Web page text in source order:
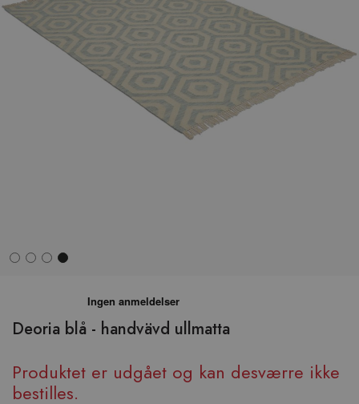
Deoria blå - handvävd ullmatta
Produktet er udgået og kan desværre ikke
bestilles.
begyndelsen
af